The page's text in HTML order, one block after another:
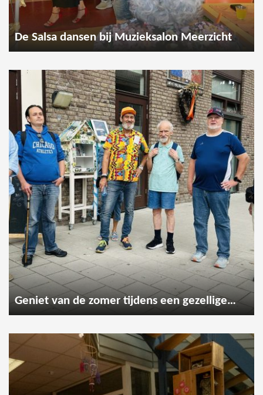
De Salsa dansen bij Muzieksalon Meerzicht
Geniet van de zomer tijdens een gezellige wandeling